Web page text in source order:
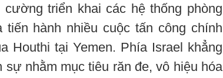
cường triển khai các hệ thống phòng
tiến hành nhiều cuộc tấn công chính
Houthi tại Yemen. Phía Israel khẳng
sự nhằm mục tiêu răn đe, vô hiệu hóa